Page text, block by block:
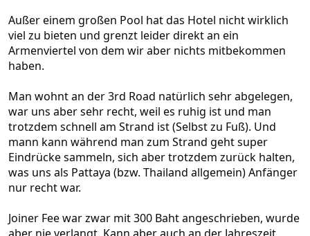
Außer einem großen Pool hat das Hotel nicht wirklich
viel zu bieten und grenzt leider direkt an ein
Armenviertel von dem wir aber nichts mitbekommen
haben.
Man wohnt an der 3rd Road natürlich sehr abgelegen,
war uns aber sehr recht, weil es ruhig ist und man
trotzdem schnell am Strand ist (Selbst zu Fuß). Und
mann kann während man zum Strand geht super
Eindrücke sammeln, sich aber trotzdem zurück halten,
was uns als Pattaya (bzw. Thailand allgemein) Anfänger
nur recht war.
Joiner Fee war zwar mit 300 Baht angeschrieben, wurde